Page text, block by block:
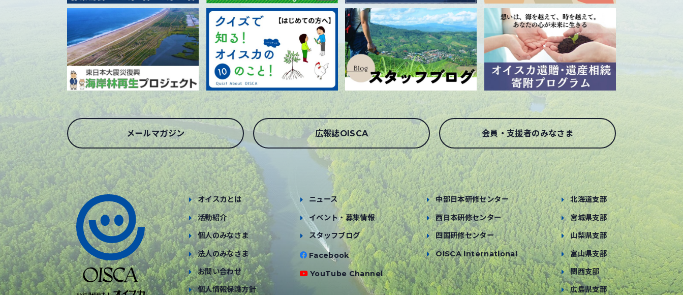
メールマガジン 広報誌OISCA 会員・支援者のみなさま
オイスカとは
活動紹介
個人のみなさま
法人のみなさま
お問い合わせ
個人情報保護方針
ニュース
イベント・募集情報
スタッフブログ
Facebook
YouTube Channel
中部日本研修センター
西日本研修センター
四国研修センター
OISCA International
北海道支部
宮城県支部
山梨県支部
富山県支部
関西支部
広島県支部